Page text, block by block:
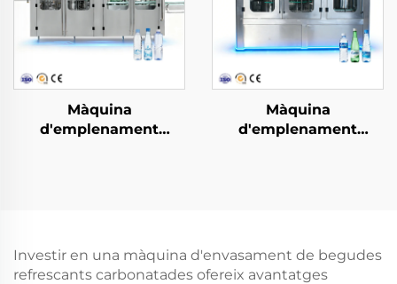
Màquina
d'emplenament
Màquina
d'emplenament
Investir en una màquina d'envasament de begudes
refrescants carbonatades ofereix avantatges